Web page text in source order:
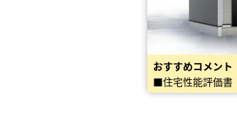
おすすめコメント